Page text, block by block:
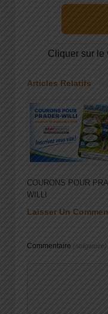
Cliquer sur le
Articles Relatifs
COURONS POUR
WILLI
Laisser Un
Commentaire (obligatoire)